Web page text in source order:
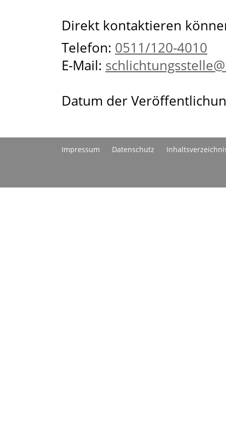
Direkt kontaktieren
Telefon: 0511/120-4010
E-Mail:
Datum der
Impressum Datenschutz